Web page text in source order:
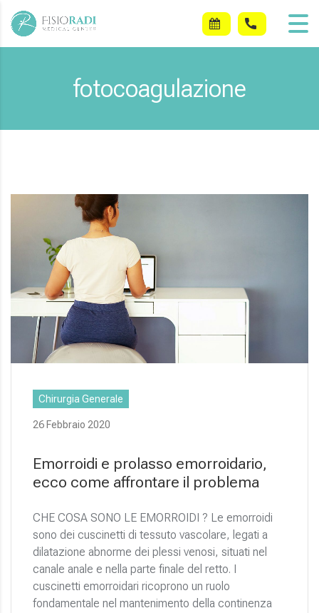
fotocoagulazione
Chirurgia Generale
26 Febbraio 2020
Emorroidi e prolasso emorroidario,
ecco come affrontare il problema
CHE COSA SONO LE EMORROIDI ? Le emorroidi
sono dei cuscinetti di tessuto vascolare, legati a
dilatazione abnorme dei plessi venosi, situati nel
canale anale e nella parte finale del retto. I
cuscinetti emorroidari ricoprono un ruolo
fondamentale nel mantenimento della continenza